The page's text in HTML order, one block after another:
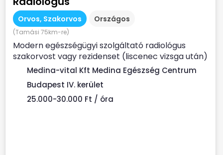
Orvos, Szakorvos Országos
(Tamási 75km-re)
Modern egészségügyi szolgáltató radiológus
szakorvost vagy rezidenset (liscenec vizsga után)
keres Rendelési...
Medina-vital Kft Medina Egészség Centrum
Budapest IV. kerület
25.000-30.000 Ft / óra